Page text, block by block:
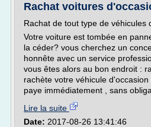
Rachat voitures
Rachat de tout type de véhicules
Votre voiture est tombée en
la céder? vous cherchez un
honnête avec un service
vous êtes alors au bon endroit :
rachète votre véhicule
paye immédiatement , sans
Lire la suite
Date: 2017-08-26 13:41:46